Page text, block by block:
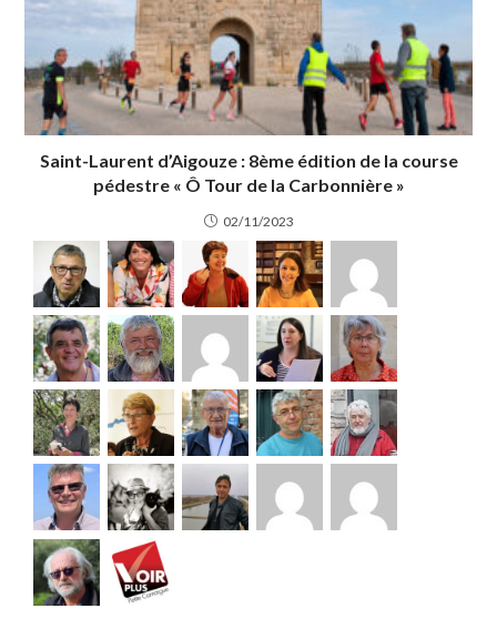
Saint-Laurent d’Aigouze : 8ème édition de la course
pédestre « Ô Tour de la Carbonnière »
02/11/2023